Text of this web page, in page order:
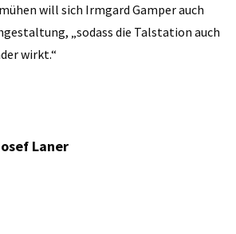
will sich Irmgard Gamper auch
„sodass die Talstation auch
wirkt.“
Laner